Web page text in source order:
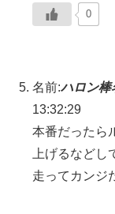
0
名前:ハロン棒
13:32:29
本番だったら
上げるなど
走ってカンジ